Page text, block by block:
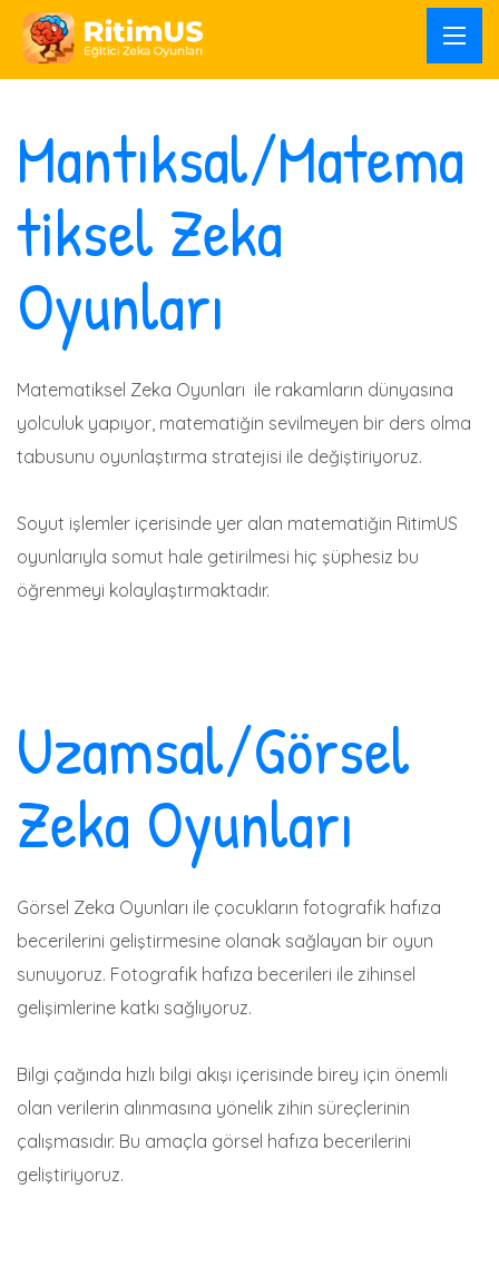
Mantıksal/Matema
tiksel Zeka
Oyunları
Matematiksel Zeka Oyunları ile rakamların dünyasına
yolculuk yapıyor, matematiğin sevilmeyen bir ders olma
tabusunu oyunlaştırma stratejisi ile değiştiriyoruz.
Soyut işlemler içerisinde yer alan matematiğin RitimUS
oyunlarıyla somut hale getirilmesi hiç şüphesiz bu
öğrenmeyi kolaylaştırmaktadır.
Uzamsal/Görsel
Zeka Oyunları
Görsel Zeka Oyunları ile çocukların fotografik hafıza
becerilerini geliştirmesine olanak sağlayan bir oyun
sunuyoruz. Fotografik hafıza becerileri ile zihinsel
gelişimlerine katkı sağlıyoruz.
Bilgi çağında hızlı bilgi akışı içerisinde birey için önemli
olan verilerin alınmasına yönelik zihin süreçlerinin
çalışmasıdır. Bu amaçla görsel hafıza becerilerini
geliştiriyoruz.